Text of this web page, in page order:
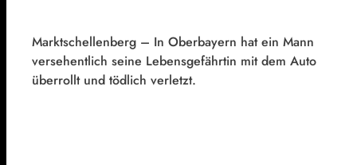
Marktschellenberg – In Oberbayern hat ein Mann
versehentlich seine Lebensgefährtin mit dem Auto
überrollt und tödlich verletzt.